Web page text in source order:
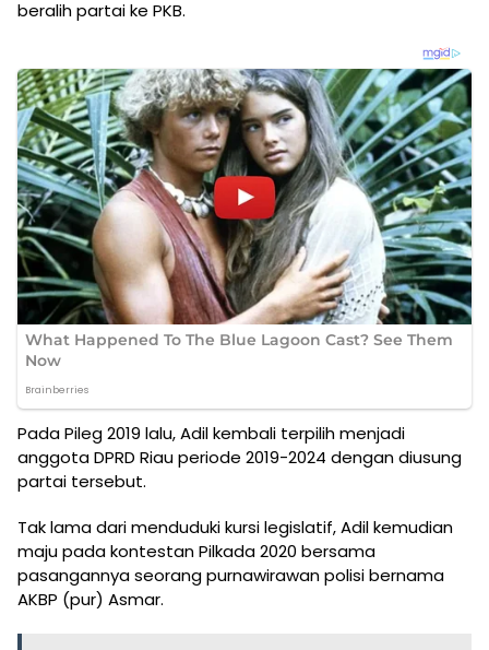
beralih partai ke PKB.
Pada Pileg 2019 lalu, Adil kembali terpilih menjadi
anggota DPRD Riau periode 2019-2024 dengan diusung
partai tersebut.
Tak lama dari menduduki kursi legislatif, Adil kemudian
maju pada kontestan Pilkada 2020 bersama
pasangannya seorang purnawirawan polisi bernama
AKBP (pur) Asmar.